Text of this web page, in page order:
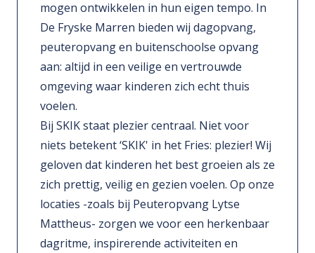
mogen ontwikkelen in hun eigen tempo. In
De Fryske Marren bieden wij dagopvang,
peuteropvang en buitenschoolse opvang
aan: altijd in een veilige en vertrouwde
omgeving waar kinderen zich echt thuis
voelen.
Bij SKIK staat plezier centraal. Niet voor
niets betekent ‘SKIK' in het Fries: plezier! Wij
geloven dat kinderen het best groeien als ze
zich prettig, veilig en gezien voelen. Op onze
locaties -zoals bij Peuteropvang Lytse
Mattheus- zorgen we voor een herkenbaar
dagritme, inspirerende activiteiten en